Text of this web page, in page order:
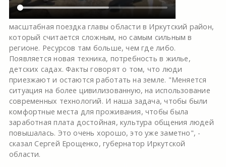
масштабная поездка главы области в Иркутский район,
который считается сложным, но самым сильным в
регионе. Ресурсов там больше, чем где либо.
Появляется новая техника, потребность в жилье,
детских садах. Факты говорят о том, что люди
приезжают и остаются работать на земле. "Меняется
ситуация на более цивилизованную, на использование
современных технологий. И наша задача, чтобы были
комфортные места для проживания, чтобы была
заработная плата достойная, культура общения людей
повышалась. Это очень хорошо, это уже заметно", -
сказал Сергей Ерощенко, губернатор Иркутской
области.